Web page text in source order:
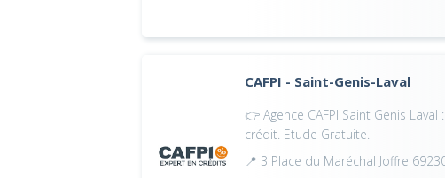
CAFPI - Saint-Genis-Laval
👉 Agence CAFPI Saint Genis
crédit. Etude Gratuite.
📍 3 Place du Maréchal Joffre